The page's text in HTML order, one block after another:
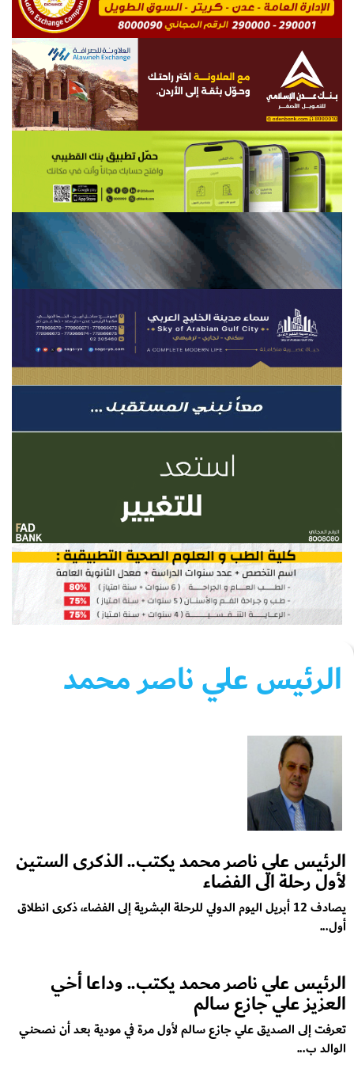
الرئيس علي ناصر محمد
الرئيس علي ناصر محمد يكتب.. الذكرى الستين
لأول رحلة الى الفضاء
يصادف 12 أبريل اليوم الدولي للرحلة البشرية إلى الفضاء، ذكرى انطلاق
أول...
الرئيس علي ناصر محمد يكتب.. وداعا أخي
العزيز علي جازع سالم
تعرفت إلى الصديق علي جازع سالم لأول مرة في مودية بعد أن نصحني
الوالد ب...